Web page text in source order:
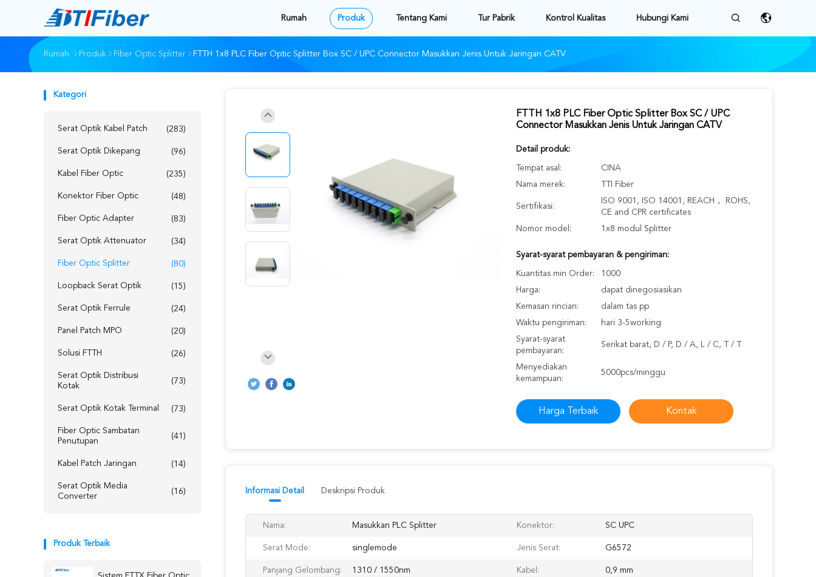
Rumah Produk Tentang Kami Tur Pabrik Kontrol Kualitas Hubungi Kami
Rumah Produk Fiber Optic Splitter FTTH 1x8 PLC Fiber Optic Splitter Box SC / UPC Connector Masukkan Jenis Untuk Jaringan CATV
Kategori
Serat Optik Kabel Patch (283)
Serat Optik Dikepang (96)
Kabel Fiber Optic (235)
Konektor Fiber Optic (48)
Fiber Optic Adapter (83)
Serat Optik Attenuator (34)
Fiber Optic Splitter (80)
Loopback Serat Optik (15)
Serat Optik Ferrule (24)
Panel Patch MPO (20)
Solusi FTTH (26)
Serat Optik Distribusi
Kotak
(73)
Serat Optik Kotak Terminal (73)
Fiber Optic Sambatan
Penutupan
(41)
Kabel Patch Jaringan (14)
Serat Optik Media
Converter
(16)
Produk Terbaik
FTTH 1x8 PLC Fiber Optic Splitter Box SC / UPC
Connector Masukkan Jenis Untuk Jaringan CATV
Detail produk:
Tempat asal:
CINA
Nama merek:
TTI Fiber
Sertifikasi:
ISO 9001, ISO 14001, REACH， ROHS,
CE and CPR certificates
Nomor model:
1x8 modul Splitter
Syarat-syarat pembayaran & pengiriman:
Kuantitas min Order:
1000
Harga:
dapat dinegosiasikan
Kemasan rincian:
dalam tas pp
Waktu pengiriman:
hari 3-5working
Syarat-syarat
pembayaran:
Serikat barat, D / P, D / A, L / C, T / T
Menyediakan
kemampuan:
5000pcs/minggu
Harga Terbaik Kontak
Informasi Detail Deskripsi Produk
Nama: Masukkan PLC Splitter Konektor: SC UPC
Serat Mode: singlemode Jenis Serat: G6572
Panjang Gelombang: 1310 / 1550nm Kabel: 0,9 mm